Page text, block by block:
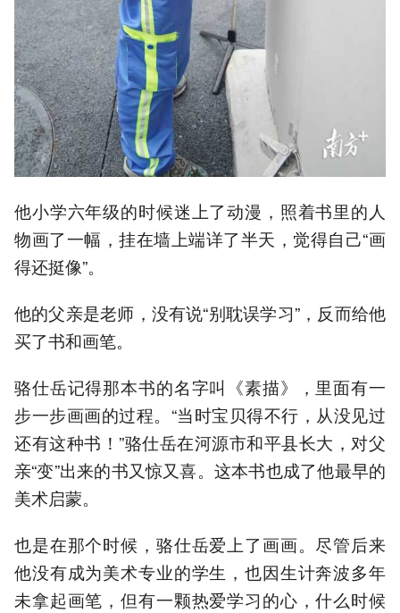
他小学六年级的时候迷上了动漫，照着书里的人
物画了一幅，挂在墙上端详了半天，觉得自己“画
得还挺像”。
他的父亲是老师，没有说“别耽误学习”，反而给他
买了书和画笔。
骆仕岳记得那本书的名字叫《素描》，里面有一
步一步画画的过程。“当时宝贝得不行，从没见过
还有这种书！”骆仕岳在河源市和平县长大，对父
亲“变”出来的书又惊又喜。这本书也成了他最早的
美术启蒙。
也是在那个时候，骆仕岳爱上了画画。尽管后来
他没有成为美术专业的学生，也因生计奔波多年
未拿起画笔，但有一颗热爱学习的心，什么时候